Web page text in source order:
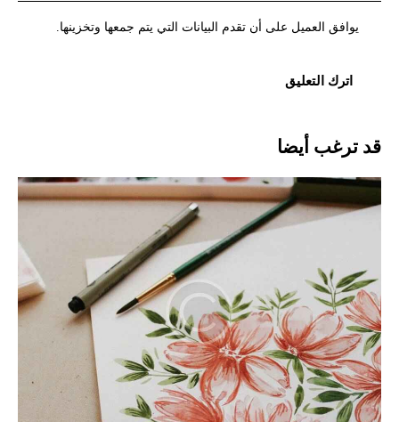
يوافق العميل على أن تقدم البيانات التي يتم جمعها وتخزينها.
قد ترغب أيضا